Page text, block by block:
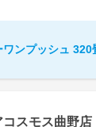
ンプッシュ 320
コスモス曲野店